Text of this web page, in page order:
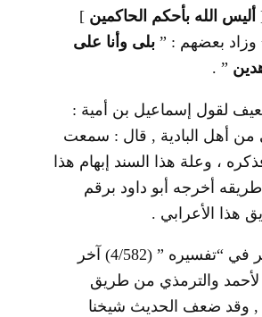
أليس الله بأحكم الحاكمين[
وزاد بعضهم : ”بلى وأنا على
” .
لقول إسماعيل بن أمية :
من أهل البادية , قال : سمعت
، وعلة هذا السند إبهام هذا
أخرجه أبو داود برقم
وعزاه ابن كثير في “تفسيره ” (4/582) آخر
لأحمد والترمذي من طريق
, وقد ضعف الحديث شيخنا